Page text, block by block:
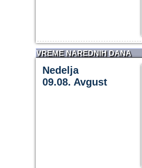
VREME NAREDNIH DANA
Nedelja
09.08. Avgust